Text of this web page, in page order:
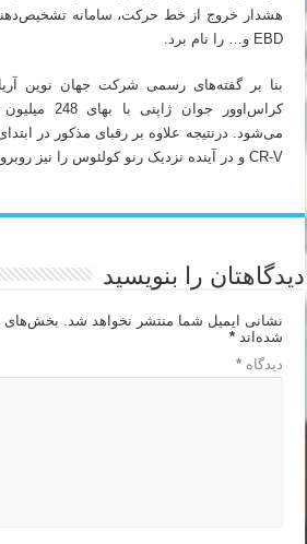
EBD و… را نام برد.
بنا بر گفته‌های رسمی شرکت جهان نوین
کراس‌اوور
CR-V و در آینده نزدیک رنو کولئوس را نیز روبروی خود می‌بیند.
دیدگاهتان را بنویسید
نشانی ایمیل شما منتشر نخواهد شد.
بخش‌های
شده‌اند*
دیدگاه*